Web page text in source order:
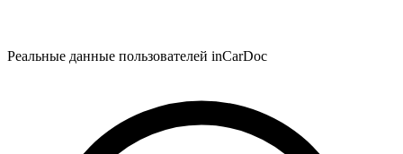
Реальные данные пользователей inCarDoc